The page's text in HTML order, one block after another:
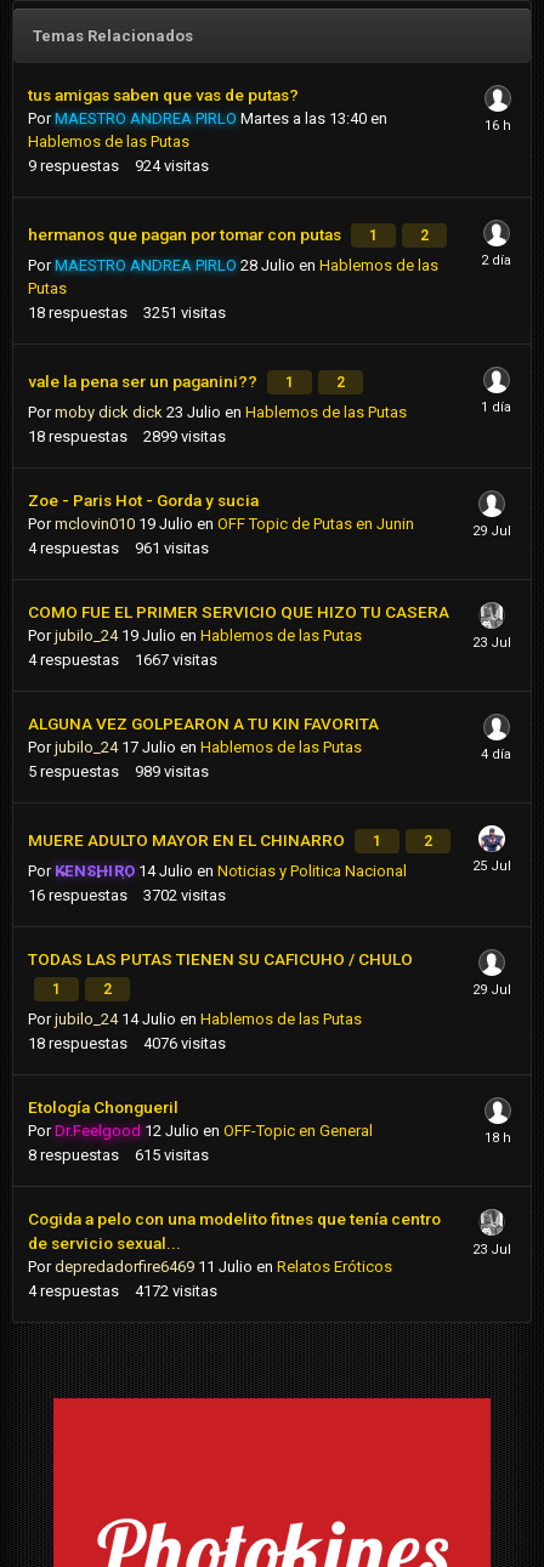
Temas Relacionados
tus amigas saben que vas de putas?
PorMAESTRO ANDREA PIRLO Martes a las 13:40 en
Hablemos de las Putas
9 respuestas 924 visitas
hermanos que pagan por tomar con putas 1 2
PorMAESTRO ANDREA PIRLO 28 Julio en Hablemos de las
Putas
18 respuestas 3251 visitas
vale la pena ser un paganini?? 1 2
Pormoby dick dick 23 Julio en Hablemos de las Putas
18 respuestas 2899 visitas
Zoe - Paris Hot - Gorda y sucia
Pormclovin010 19 Julio en OFF Topic de Putas en Junin
4 respuestas 961 visitas
COMO FUE EL PRIMER SERVICIO QUE HIZO TU CASERA
Porjubilo_24 19 Julio en Hablemos de las Putas
4 respuestas 1667 visitas
ALGUNA VEZ GOLPEARON A TU KIN FAVORITA
Porjubilo_24 17 Julio en Hablemos de las Putas
5 respuestas 989 visitas
MUERE ADULTO MAYOR EN EL CHINARRO 1 2
Por KENSHIRO 14 Julio enNoticias y Politica Nacional
16 respuestas 3702 visitas
TODAS LAS PUTAS TIENEN SU CAFICUHO / CHULO
1 2
Porjubilo_24 14 Julio en Hablemos de las Putas
18 respuestas 4076 visitas
Etología Chongueril
PorDr.Feelgood 12 Julio en OFF-Topic en General
8 respuestas 615 visitas
Cogida a pelo con una modelito fitnes que tenía centro
de servicio sexual...
Pordepredadorfire6469 11 Julio en Relatos Eróticos
4 respuestas 4172 visitas